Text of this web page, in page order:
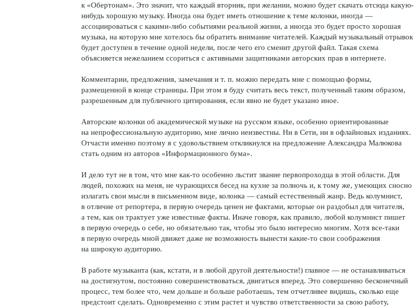
к «Обертонам». Это значит, что каждый вторник, при желании, можно будет скачать отсюда какую-
нибудь хорошую музыку. Иногда она будет иметь отношение к теме колонки, иногда —
ассоциироваться с какими-либо событиями реальной жизни, а иногда это будет просто хорошая
музыка, на которую мне хотелось бы обратить внимание читателей. Каждый музыкальный отрывок
будет доступен в течение одной недели, после чего его сменит другой файл. Такая схема
объясняется нежеланием ссориться с активными защитниками авторских прав в интернете.
Комментарии, предложения, замечания и т. п. можно передать мне с помощью формы,
размещенной в конце страницы. При этом я буду считать весь текст, полученный таким образом,
разрешенным для публичного цитирования, если явно не будет указано иное.
Авторские колонки об академической музыке на русском языке, особенно ориентированные
на непрофессиональную аудиторию, мне лично неизвестны. Ни в Сети, ни в офлайновых изданиях.
Отчасти именно поэтому я с удовольствием откликнулся на предложение Александра Малюкова
стать одним из авторов «Информационного бума».
И дело тут не в том, что мне как-то особенно льстит звание первопроходца в этой области. Для
людей, похожих на меня, не чурающихся бесед на кухне за полночь и, к тому же, умеющих сносно
излагать свои мысли в письменном виде, колонка — самый естественный жанр. Ведь колумнист,
в отличие от репортера, в первую очередь ценен не фактами, которые он раздобыл для читателя,
а тем, как он трактует уже известные факты. Иначе говоря, как правило, любой колумнист пишет
в первую очередь о себе, но обязательно так, чтобы это было интересно многим. Хотя все-таки
в первую очередь мной движет даже не возможность вынести какие-то свои соображения
на широкую аудиторию.
В работе музыканта (как, кстати, и в любой другой деятельности!) главное — не останавливаться
на достигнутом, постоянно совершенствоваться, двигаться вперед. Это совершенно бесконечный
процесс, тем более что, чем дольше и больше работаешь, тем отчетливее видишь, сколько еще
предстоит сделать. Одновременно с этим растет и чувство ответственности за свою работу,